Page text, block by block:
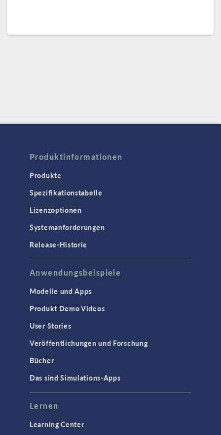
Produktinformationen
Produkte
Spezifikationstabelle
Lizenzoptionen
Systemanforderungen
Release-Historie
Anwendungsbeispiele
Modelle und Apps
Produkt Demo Videos
User Stories
Veröffentlichungen und Forschung
Bücher
Das sind Simulations-Apps
Lernen
Learning Center